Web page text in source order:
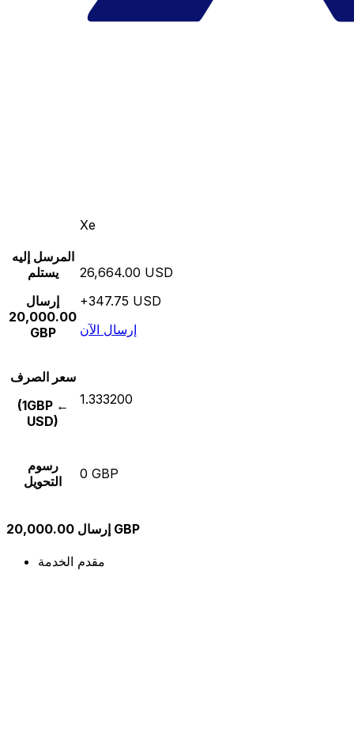
Xe
المرسل إليه
يستلم
إرسال
20,000.00
GBP
26,664.00 USD
+347.75 USD
إرسال الآن
سعر الصرف
(1GBP ←
USD)
1.333200
رسوم
التحويل
0 GBP
إرسال 20,000.00 GBP
مقدم الخدمة